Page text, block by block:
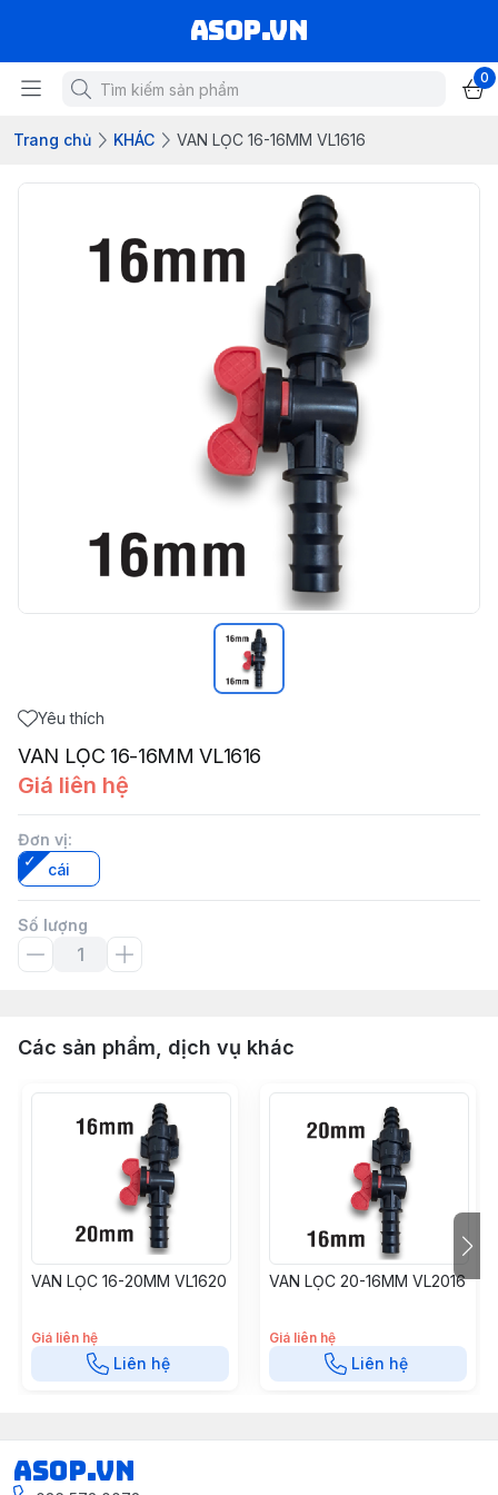
asop.vn
0
Trang chủ KHÁC VAN LỌC 16-16MM VL1616
Yêu thích
VAN LỌC 16-16MM VL1616
Giá liên hệ
Đơn vị:
cái
Số lượng
Các sản phẩm, dịch vụ khác
VAN LỌC 16-20MM VL1620
Giá liên hệ
Liên hệ
VAN LỌC 20-16MM VL2016
Giá liên hệ
Liên hệ
asop.vn